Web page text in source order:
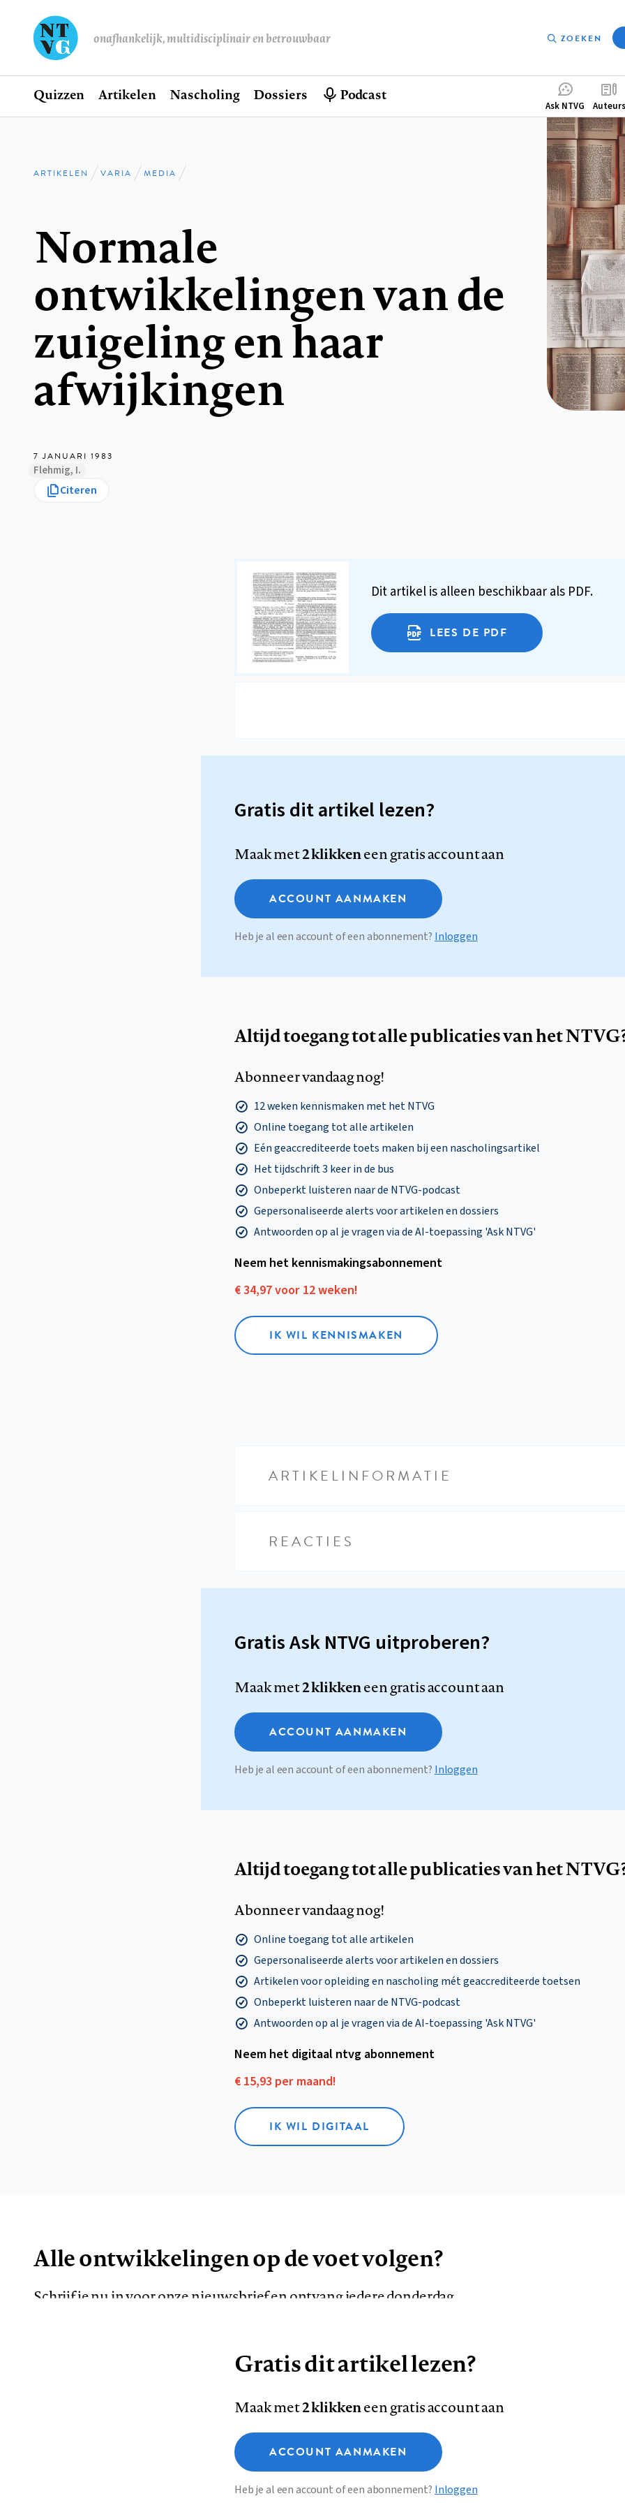
onafhankelijk, multidisciplinair en betrouwbaar ZOEKEN
Hoofdnavigatie
Home
Quizzen Artikelen Nascholing Dossiers Podcast
menu
Ask NTVG Auteurs
Kruimelpad
ARTIKELEN VARIA MEDIA
Normale
ontwikkelingen van de
zuigeling en haar
afwijkingen
7 JANUARI 1983
Flehmig, I.
Citeren
Dit artikel is alleen beschikbaar als PDF.
LEES DE PDF
Gratis dit artikel lezen?
Maak met2 klikkeneen gratis account aan
ACCOUNT AANMAKEN
Heb je al een account of een abonnement? Inloggen
Altijd toegang tot alle publicaties van het
Abonneer vandaag nog!
12 weken kennismaken met het NTVG
Online toegang tot alle artikelen
Eén geaccrediteerde toets maken bij een nascholingsartikel
Het tijdschrift 3 keer in de bus
Onbeperkt luisteren naar de NTVG-podcast
Gepersonaliseerde alerts voor artikelen en dossiers
Antwoorden op al je vragen via de AI-toepassing 'Ask NTVG'
Neem het kennismakings­abonnement
€ 34,97 voor 12 weken!
IK WIL KENNISMAKEN
ARTIKELINFORMATIE
REACTIES
Gratis Ask NTVG uitproberen?
Maak met2 klikkeneen gratis account aan
ACCOUNT AANMAKEN
Heb je al een account of een abonnement? Inloggen
Altijd toegang tot alle publicaties van het
Abonneer vandaag nog!
Online toegang tot alle artikelen
Gepersonaliseerde alerts voor artikelen en dossiers
Artikelen voor opleiding en nascholing mét geaccrediteerde toetsen
Onbeperkt luisteren naar de NTVG-podcast
Antwoorden op al je vragen via de AI-toepassing 'Ask NTVG'
Neem het digitaal ntvg abonnement
€ 15,93 per maand!
IK WIL DIGITAAL
Alle ontwikkelingen op de voet volgen?
Schrijf je nu in voor onze nieuwsbrief en ontvang iedere donderdag
AANMELDEN
Colofon Disclaimer Privacy About us
Gratis dit artikel lezen?
Maak met2 klikkeneen gratis account aan
ACCOUNT AANMAKEN
Heb je al een account of een abonnement? Inloggen
Deze site gebruikt cookies
Functionele cookies
Analytische cookies